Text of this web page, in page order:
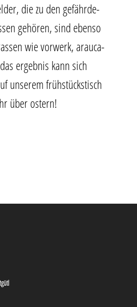
die zu den gefähr­de­
gehö­ren, sind eben­so
wie vor­werk, arau­ca­
ergeb­nis kann sich
unse­rem früh­stücks­tisch
über ostern!